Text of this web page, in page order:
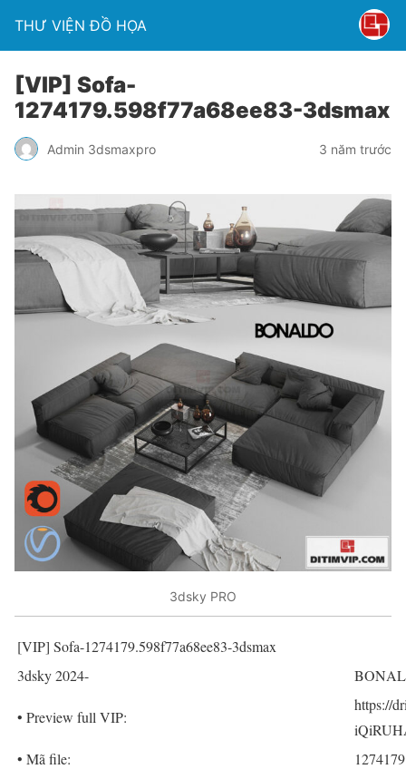
THƯ VIỆN ĐỒ HỌA
[VIP] Sofa-
1274179.598f77a68ee83-3dsmax
Admin 3dsmaxpro 3 năm trước
3dsky PRO
[VIP] Sofa-1274179.598f77a68ee83-3dsmax
3dsky 2024-
• Preview full VIP:
https://
• Mã file: